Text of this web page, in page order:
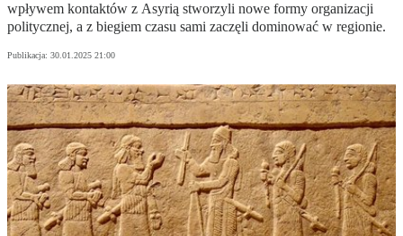
wpływem kontaktów z Asyrią stworzyli nowe formy organizacji
politycznej, a z biegiem czasu sami zaczęli dominować w regionie.
Publikacja: 30.01.2025 21:00